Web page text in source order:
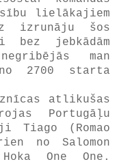
lielākajiem
izrunāju šos
bez jebkādām
man
2700 starta
atlikušas
Portugāļu
(Romao
no Salomon
One One.